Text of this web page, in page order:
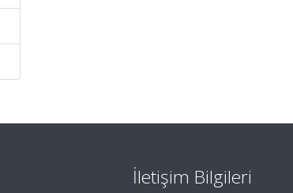
İletişim Bilgileri